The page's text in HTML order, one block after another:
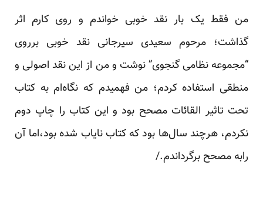
من فقط یک بار نقد خوبی خواندم و روی کارم اثر
گذاشت؛ مرحوم سعیدی سیرجانی نقد خوبی برروی
“مجموعه نظامی گنجوی” نوشت و من از این نقد اصولی و
منطقی استفاده کردم؛ من فهمیدم که نگاه‌ام به کتاب
تحت تاثیر القائات مصحح بود و این کتاب را چاپ دوم
نکردم، هرچند سال‌ها بود که کتاب نایاب شده بود،اما آن
رابه مصحح برگرداندم./